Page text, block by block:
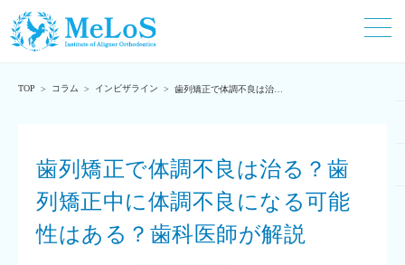
TOP > コラム > インビザライン > 歯列矯正で体調不良は治
歯列矯正で体調不良は治る？歯
列矯正中に体調不良になる可能
性はある？歯科医師が解説